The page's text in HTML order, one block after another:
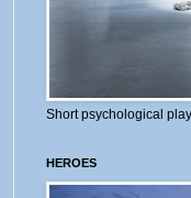
Short psychological
HEROES